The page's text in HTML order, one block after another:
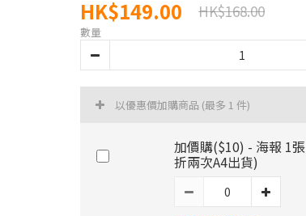
HK$149.00 HK$168.00
數量
以優惠價加購商品 (最多 1 件)
加價購($10) - 海報 1
折兩次A4出貨)